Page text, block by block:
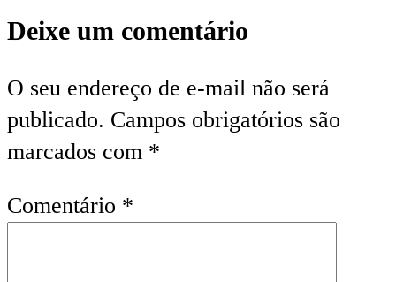
Deixe um comentário
O seu endereço de e-mail não será
publicado. Campos obrigatórios são
marcados com *
Comentário *